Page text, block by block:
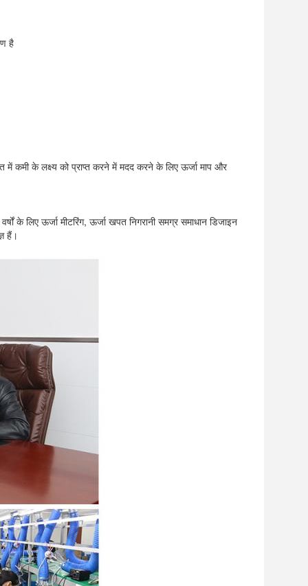
है
में कमी के लक्ष्य को प्राप्त करने में मदद करने के लिए ऊर्जा माप और
के लिए ऊर्जा मीटरिंग, ऊर्जा खपत निगरानी समग्र समाधान डिजाइन
हैं।